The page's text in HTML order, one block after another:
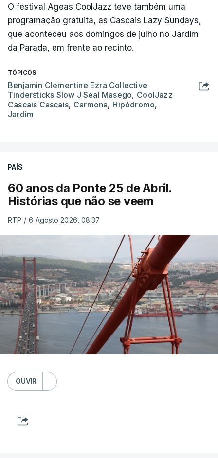
O festival Ageas CoolJazz teve também uma
programação gratuita, as Cascais Lazy Sundays,
que aconteceu aos domingos de julho no Jardim
da Parada, em frente ao recinto.
TÓPICOS
Benjamin Clementine Ezra Collective
Tindersticks Slow J Seal Masego, CoolJazz
Cascais Cascais, Carmona, Hipódromo,
Jardim
PAÍS
60 anos da Ponte 25 de Abril.
Histórias que não se veem
RTP / 6 Agosto 2026, 08:37
OUVIR